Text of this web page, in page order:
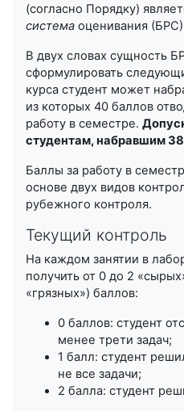
(согласно Порядку)
система оценивания
В двух словах сущность
сформулировать
курса студент может
из которых 40 баллов
работу в семестре.
студентам, набравшим
Баллы за работу в
основе двух видов
рубежного контроля.
Текущий контроль
На каждом занятии в
получить от 0 до 2
«грязных») баллов:
0 баллов: студент
менее трети задач;
1 балл: студент
не все задачи;
2 балла: студент